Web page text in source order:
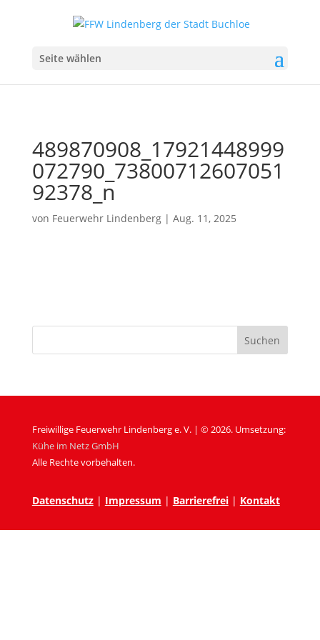
Seite wählen
489870908_17921448999
072790_73800712607051
92378_n
von Feuerwehr Lindenberg| Aug. 11, 2025
Freiwillige Feuerwehr Lindenberg e. V. | © 2026. Umsetzung:
Kühe im Netz GmbH
Alle Rechte vorbehalten.
Datenschutz | Impressum | Barrierefrei| Kontakt